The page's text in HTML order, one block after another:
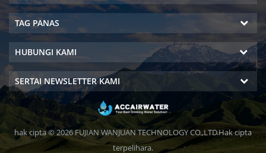
TAG PANAS
HUBUNGI KAMI
SERTAI NEWSLETTER KAMI
hak cipta © 2026 FUJIAN WANJUAN TECHNOLOGY CO.,LTD.Hak cipta
terpelihara.